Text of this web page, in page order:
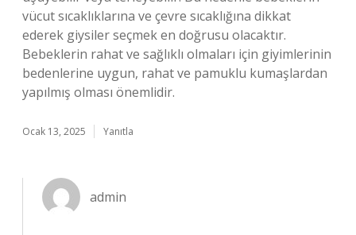
vücut sıcaklıklarına ve çevre sıcaklığına dikkat
ederek giysiler seçmek en doğrusu olacaktır.
Bebeklerin rahat ve sağlıklı olmaları için giyimlerinin
bedenlerine uygun, rahat ve pamuklu kumaşlardan
yapılmış olması önemlidir.
Ocak 13, 2025 Yanıtla
admin